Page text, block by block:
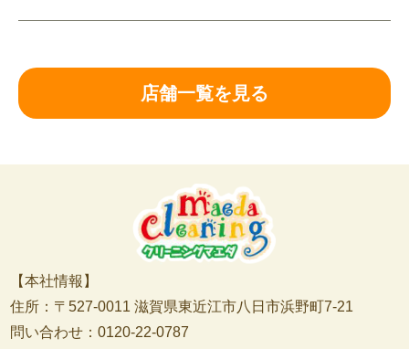
店舗一覧を見る
【本社情報】
住所：〒527-0011 滋賀県東近江市八日市浜野町7-21
問い合わせ：0120-22-0787